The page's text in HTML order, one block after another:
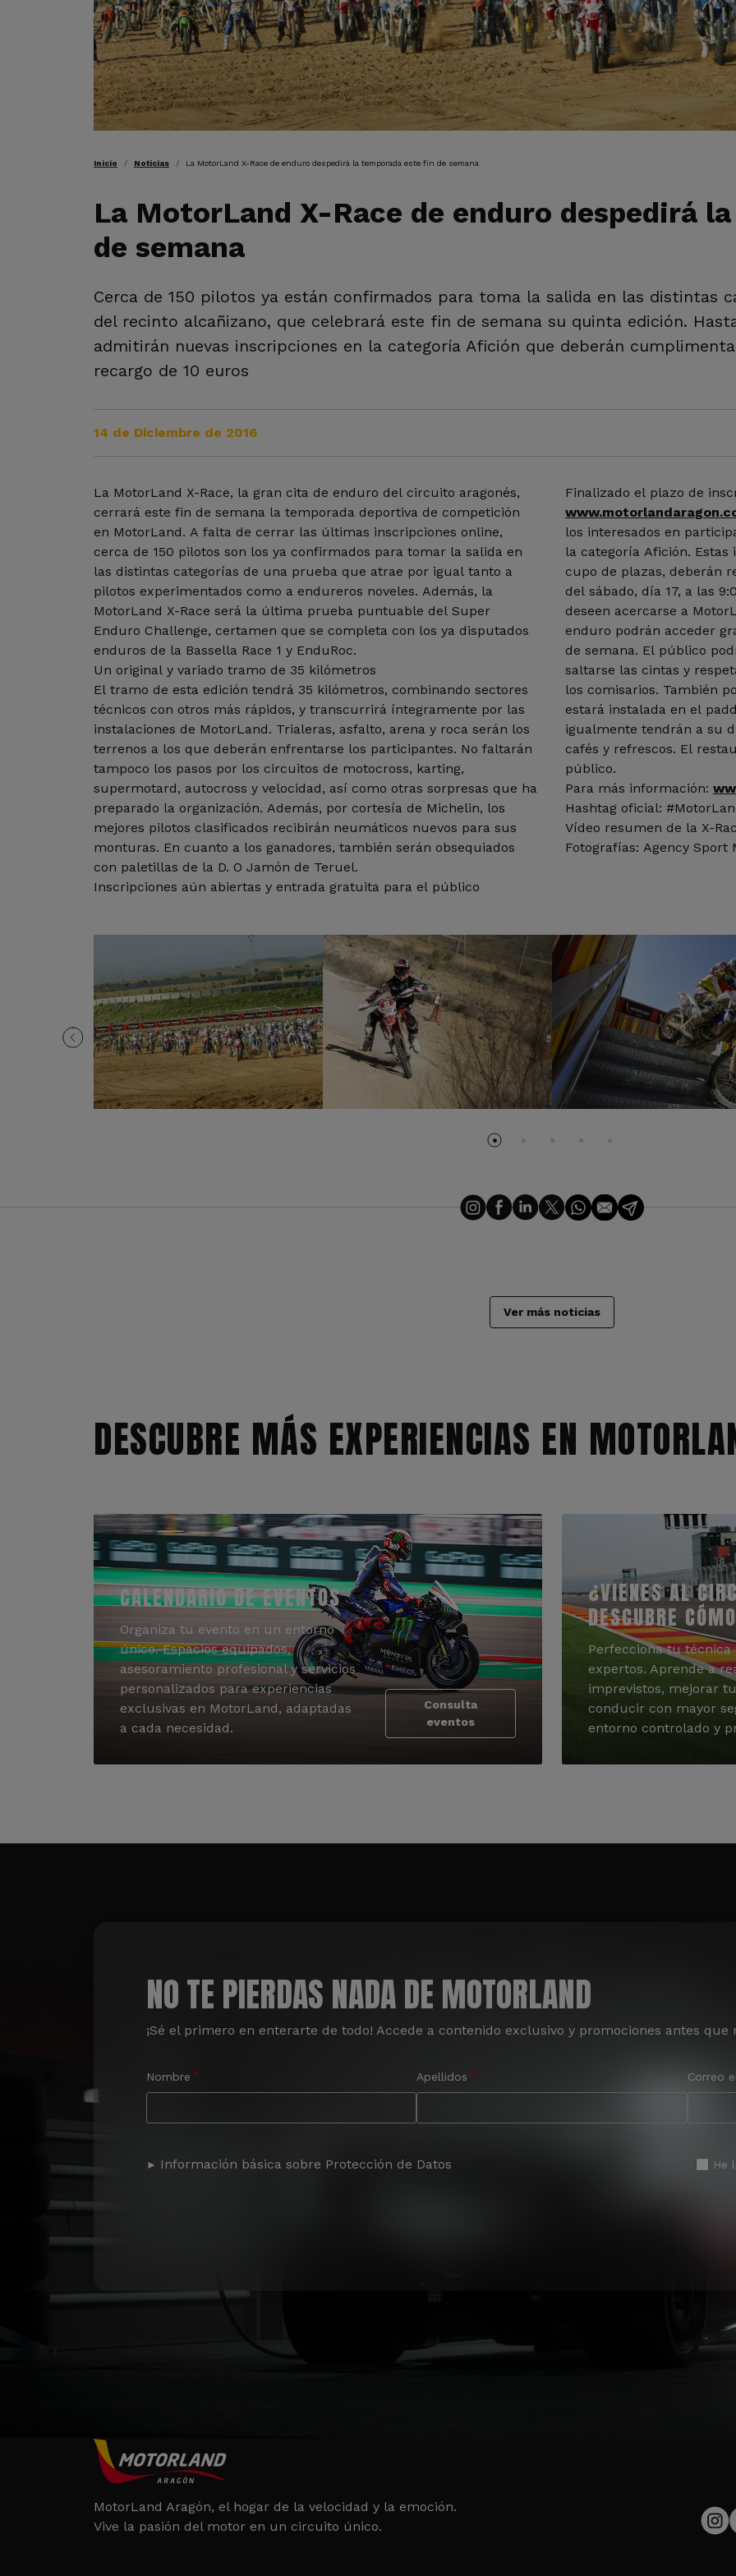
RUTA DE NAVEGACIÓN
Inicio Noticias La MotorLand X-Race de enduro despedirá la temporada este fin de semana
La MotorLand X-Race de enduro despedirá
de semana
Cerca de 150 pilotos ya están confirmados para toma la salida en las distintas
del recinto alcañizano, que celebrará este fin de semana su quinta edición.
admitirán nuevas inscripciones en la categoría Afición que deberán
recargo de 10 euros
14 de Diciembre de 2016
La MotorLand X-Race, la gran cita de enduro del circuito aragonés,
cerrará este fin de semana la temporada deportiva de competición
en MotorLand. A falta de cerrar las últimas inscripciones online,
cerca de 150 pilotos son los ya confirmados para tomar la salida en
las distintas categorías de una prueba que atrae por igual tanto a
pilotos experimentados como a endureros noveles. Además, la
MotorLand X-Race será la última prueba puntuable del Super
Enduro Challenge, certamen que se completa con los ya disputados
enduros de la Bassella Race 1 y EnduRoc.
Un original y variado tramo de 35 kilómetros
El tramo de esta edición tendrá 35 kilómetros, combinando sectores
técnicos con otros más rápidos, y transcurrirá íntegramente por las
instalaciones de MotorLand. Trialeras, asfalto, arena y roca serán los
terrenos a los que deberán enfrentarse los participantes. No faltarán
tampoco los pasos por los circuitos de motocross, karting,
supermotard, autocross y velocidad, así como otras sorpresas que ha
preparado la organización. Además, por cortesía de Michelin, los
mejores pilotos clasificados recibirán neumáticos nuevos para sus
monturas. En cuanto a los ganadores, también serán obsequiados
con paletillas de la D. O Jamón de Teruel.
Inscripciones aún abiertas y entrada gratuita para el público
Finalizado el plazo de
los interesados en
la categoría Afición.
cupo de plazas, deberán
del sábado, día 17, a las
deseen acercarse a
enduro podrán acceder
de semana. El público
saltarse las cintas y
los comisarios. También
estará instalada en el
igualmente tendrán a su
cafés y refrescos. El
público.
Para más información:
Hashtag oficial:
Vídeo resumen de la X-
Fotografías: Agency Sport
Ver más noticias
DESCUBRE MÁS EXPERIENCIAS EN
CALENDARIO DE EVENTOS
Organiza tu evento en un entorno
único. Espacios equipados,
asesoramiento profesional y servicios
personalizados para experiencias
exclusivas en MotorLand, adaptadas
a cada necesidad.
Consulta
eventos
¿VIENES AL
DESCUBRE
Perfecciona tu técnica
expertos. Aprende a
imprevistos, mejorar
conducir con mayor
entorno controlado y
NO TE PIERDAS NADA DE MOTORLAND
¡Sé el primero en enterarte de todo! Accede a contenido exclusivo y promociones antes que
Nombre Apellidos Correo
Información básica sobre Protección de Datos He
MotorLand Aragón, el hogar de la velocidad y la emoción.
Vive la pasión del motor en un circuito único.